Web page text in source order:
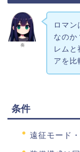
奏
ロマン
なのか
レムと
アを比
条件
遠征モード